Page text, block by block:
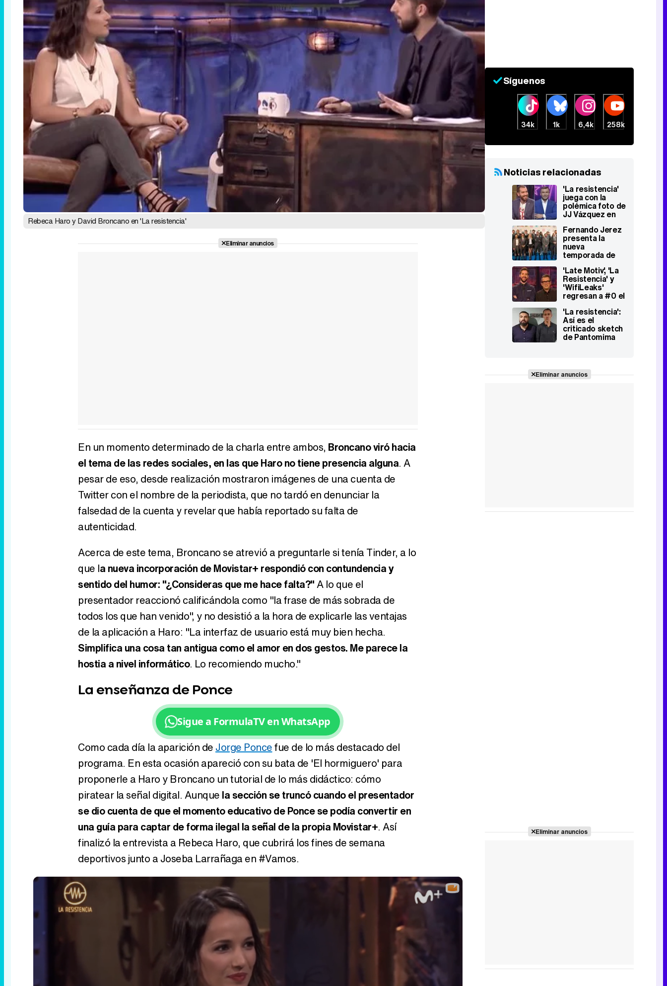
Rebeca Haro y David Broncano en 'La resistencia'
Eliminar anuncios
En un momento determinado de la charla entre ambos, Broncano viró hacia
el tema de las redes sociales, en las que Haro no tiene presencia alguna. A
pesar de eso, desde realización mostraron imágenes de una cuenta de
Twitter con el nombre de la periodista, que no tardó en denunciar la
falsedad de la cuenta y revelar que había reportado su falta de
autenticidad.
Acerca de este tema, Broncano se atrevió a preguntarle si tenía Tinder, a lo
que la nueva incorporación de Movistar+ respondió con contundencia y
sentido del humor: "¿Consideras que me hace falta?"A lo que el
presentador reaccionó calificándola como "la frase de más sobrada de
todos los que han venido", y no desistió a la hora de explicarle las ventajas
de la aplicación a Haro: "La interfaz de usuario está muy bien hecha.
Simplifica una cosa tan antigua como el amor en dos gestos. Me parece la
hostia a nivel informático. Lo recomiendo mucho."
La enseñanza de Ponce
Sigue a FormulaTV en WhatsApp
Como cada día la aparición de Jorge Poncefue de lo más destacado del
programa. En esta ocasión apareció con su bata de 'El hormiguero' para
proponerle a Haro y Broncano un tutorial de lo más didáctico: cómo
piratear la señal digital. Aunque la sección se truncó cuando el presentador
se dio cuenta de que el momento educativo de Ponce se podía convertir en
una guía para captar de forma ilegal la señal de la propia Movistar+. Así
finalizó la entrevista a Rebeca Haro, que cubrirá los fines de semana
deportivos junto a Joseba Larrañaga en #Vamos.
Síguenos
34k 1k 6,4k 258k
Noticias relacionadas
'La resistencia'
juega con la
polémica foto de
JJ Vázquez en
una discoteca:
"¿Muerto o
dormido?"
Fernando Jerez
presenta la
nueva
temporada de
#0: "Queremos
dar mayor
presencia a las
cómicas"
'Late Motiv', 'La
Resistencia' y
'WifiLeaks'
regresan a #0 el
10 de
septiembre
'La resistencia':
Así es el
criticado sketch
de Pantomima
Eliminar anuncios
Eliminar anuncios